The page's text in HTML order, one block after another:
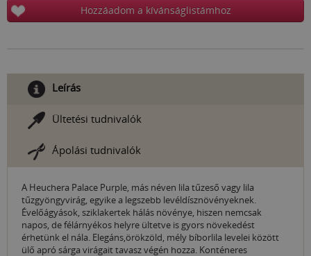
Hozzáadom a kívánságlistámhoz
Leírás
Ültetési tudnivalók
Ápolási tudnivalók
A Heuchera Palace Purple, más néven lila tűzeső vagy lila
tűzgyöngyvirág, egyike a legszebb levéldísznövényeknek.
Évelőágyások, sziklakertek hálás növénye, hiszen nemcsak
napos, de félárnyékos helyre ültetve is gyors növekedést
érhetünk el nála. Elegáns,örökzöld, mély bíborlila levelei között
ülő apró sárga virágait tavasz végén hozza. Konténeres